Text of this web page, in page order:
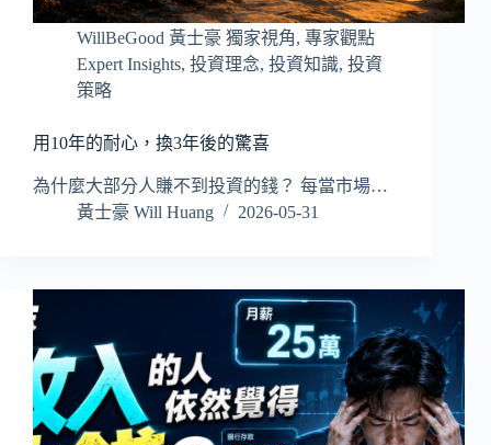
WillBeGood 黃士豪 獨家視角, 專家觀點
Expert Insights, 投資理念, 投資知識, 投資
策略
用10年的耐心，換3年後的驚喜
為什麼大部分人賺不到投資的錢？ 每當市場…
黃士豪 Will Huang
2026-05-31